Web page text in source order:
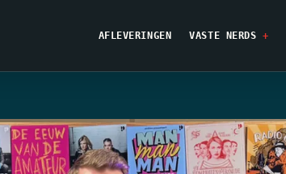
AFLEVERINGEN VASTE NERDS